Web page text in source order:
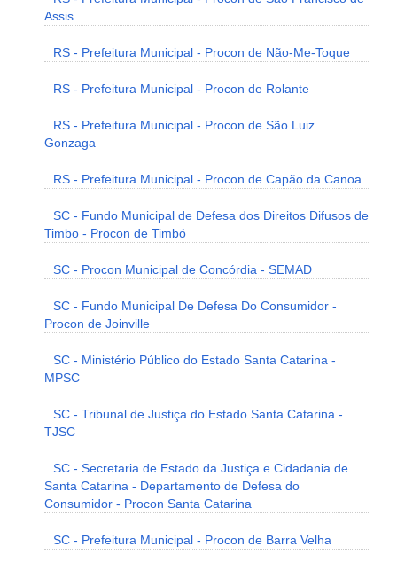
Assis
RS - Prefeitura Municipal - Procon de Não-Me-Toque
RS - Prefeitura Municipal - Procon de Rolante
RS - Prefeitura Municipal - Procon de São Luiz
Gonzaga
RS - Prefeitura Municipal - Procon de Capão da Canoa
SC - Fundo Municipal de Defesa dos Direitos Difusos de
Timbo - Procon de Timbó
SC - Procon Municipal de Concórdia - SEMAD
SC - Fundo Municipal De Defesa Do Consumidor -
Procon de Joinville
SC - Ministério Público do Estado Santa Catarina -
MPSC
SC - Tribunal de Justiça do Estado Santa Catarina -
TJSC
SC - Secretaria de Estado da Justiça e Cidadania de
Santa Catarina - Departamento de Defesa do
Consumidor - Procon Santa Catarina
SC - Prefeitura Municipal - Procon de Barra Velha